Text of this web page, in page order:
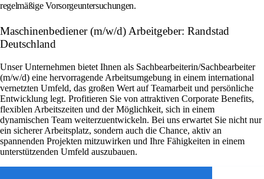
regelmäßige Vorsorgeuntersuchungen.
Maschinenbediener (m/w/d) Arbeitgeber: Randstad
Deutschland
Unser Unternehmen bietet Ihnen als Sachbearbeiterin/Sachbearbeiter
(m/w/d) eine hervorragende Arbeitsumgebung in einem international
vernetzten Umfeld, das großen Wert auf Teamarbeit und persönliche
Entwicklung legt. Profitieren Sie von attraktiven Corporate Benefits,
flexiblen Arbeitszeiten und der Möglichkeit, sich in einem
dynamischen Team weiterzuentwickeln. Bei uns erwartet Sie nicht nur
ein sicherer Arbeitsplatz, sondern auch die Chance, aktiv an
spannenden Projekten mitzuwirken und Ihre Fähigkeiten in einem
unterstützenden Umfeld auszubauen.